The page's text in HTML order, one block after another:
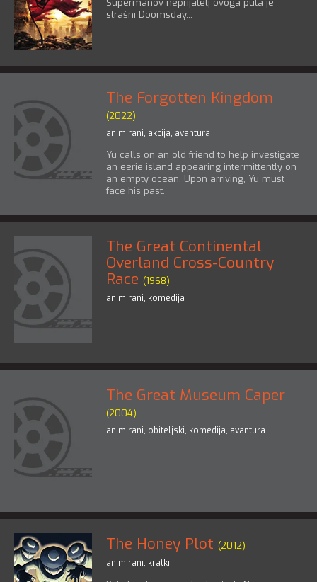
Supermanov neprijatelj ovoga puta je
strašni Doomsday...
The Forgotten Kingdom
(2022)
animirani, akcija, avantura
Yu calls on an old friend to help investigate
an eerie island appearing intermittently on
an empty ocean. Upon arriving, Yu must
face his past.
The Great Continental
Overland Cross-Country
Race (1968)
animirani, komedija
The Great Museum Caper
(2004)
animirani, obiteljski, komedija, avantura
The Honey Plot (2012)
animirani, kratki